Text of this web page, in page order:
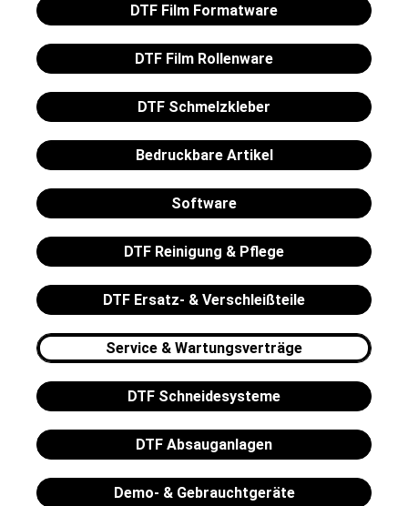
DTF Film Formatware
DTF Film Rollenware
DTF Schmelzkleber
Bedruckbare Artikel
Software
DTF Reinigung & Pflege
DTF Ersatz- & Verschleißteile
Service & Wartungsverträge
DTF Schneidesysteme
DTF Absauganlagen
Demo- & Gebrauchtgeräte